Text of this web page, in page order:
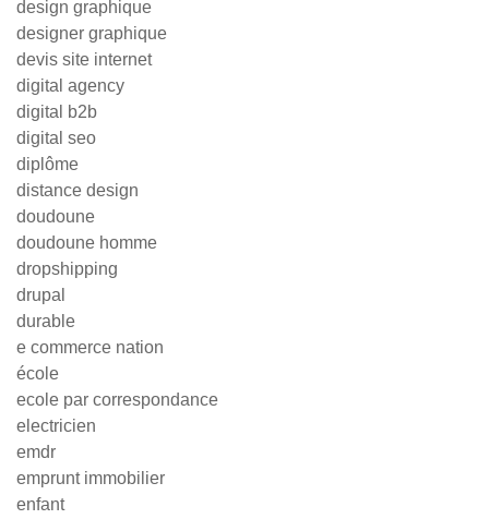
design graphique
designer graphique
devis site internet
digital agency
digital b2b
digital seo
diplôme
distance design
doudoune
doudoune homme
dropshipping
drupal
durable
e commerce nation
école
ecole par correspondance
electricien
emdr
emprunt immobilier
enfant